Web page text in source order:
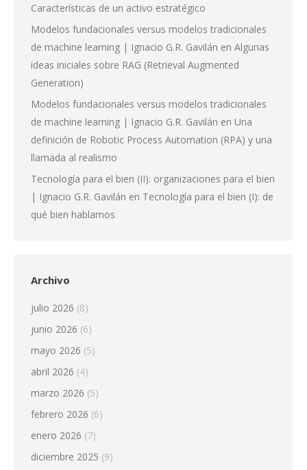
Características de un activo estratégico
Modelos fundacionales versus modelos tradicionales
de machine learning | Ignacio G.R. Gavilán en Algunas
ideas iniciales sobre RAG (Retrieval Augmented
Generation)
Modelos fundacionales versus modelos tradicionales
de machine learning | Ignacio G.R. Gavilán en Una
definición de Robotic Process Automation (RPA) y una
llamada al realismo
Tecnología para el bien (II): organizaciones para el bien
| Ignacio G.R. Gavilán en Tecnología para el bien (I): de
qué bien hablamos
Archivo
julio 2026 (8)
junio 2026 (6)
mayo 2026 (5)
abril 2026 (4)
marzo 2026 (5)
febrero 2026 (6)
enero 2026 (7)
diciembre 2025 (9)